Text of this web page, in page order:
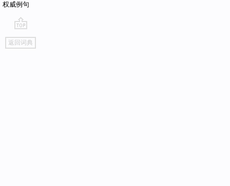
权威例句
go
top
返回词典